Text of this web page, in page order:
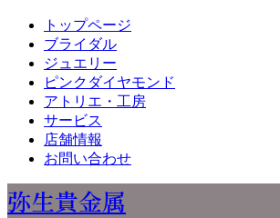
トップページ
ブライダル
ジュエリー
ピンクダイヤモンド
アトリエ・工房
サービス
店舗情報
お問い合わせ
弥生貴金属